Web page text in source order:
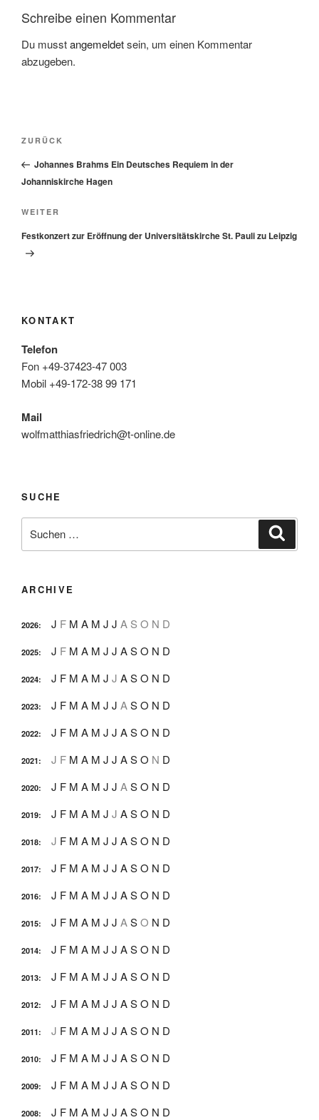
Schreibe einen Kommentar
Du musstangemeldetsein, um einen Kommentar
abzugeben.
Beitragsnavigation
Vorheriger
Beitrag
ZURÜCK
Johannes Brahms Ein Deutsches Requiem in der
Johanniskirche Hagen
Nächster
Beitrag
WEITER
Festkonzert zur Eröffnung der Universitätskirche St. Pauli zu Leipzig
KONTAKT
Telefon
Fon +49-37423-47 003
Mobil +49-172-38 99 171
Mail
wolfmatthiasfriedrich@t-online.de
SUCHE
nach:
ARCHIVE
2026: J F M A M J J A S O N D
2025: J F M A M J J ASO N D
2024: J F M A M J J ASO N D
2023: J F M A M J J ASO N D
2022: J F M A M J J ASO N D
2021: J F M A M J J ASO N D
2020: J F M A M J J ASO N D
2019: J F M A M J J ASO N D
2018: J F M A M J J ASO N D
2017: J F M A M J J ASO N D
2016: J F M A M J J ASO N D
2015: J F M A M J J ASO N D
2014: J F M A M J J ASO N D
2013: J F M A M J J ASO N D
2012: J F M A M J J ASO N D
2011: J F M A M J J ASO N D
2010: J F M A M J J ASO N D
2009: J F M A M J J ASO N D
2008: J F M A M J J ASO N D